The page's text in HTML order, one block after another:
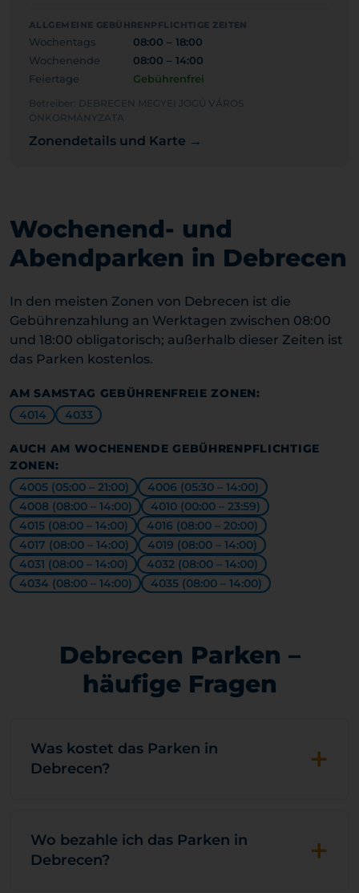
ALLGEMEINE GEBÜHRENPFLICHTIGE ZEITEN
Wochentags
08:00 – 18:00
Wochenende
08:00 – 14:00
Feiertage
Gebührenfrei
Betreiber: DEBRECEN MEGYEI JOGÚ VÁROS
ÖNKORMÁNYZATA
Zonendetails und Karte →
Wochenend- und
Abendparken in Debrecen
In den meisten Zonen von Debrecen ist die
Gebührenzahlung an Werktagen zwischen 08:00
und 18:00 obligatorisch; außerhalb dieser Zeiten ist
das Parken kostenlos.
AM SAMSTAG GEBÜHRENFREIE ZONEN:
4014
4033
AUCH AM WOCHENENDE GEBÜHRENPFLICHTIGE
ZONEN:
4005 (05:00 – 21:00)
4006 (05:30 – 14:00)
4008 (08:00 – 14:00)
4010 (00:00 – 23:59)
4015 (08:00 – 14:00)
4016 (08:00 – 20:00)
4017 (08:00 – 14:00)
4019 (08:00 – 14:00)
4031 (08:00 – 14:00)
4032 (08:00 – 14:00)
4034 (08:00 – 14:00)
4035 (08:00 – 14:00)
Debrecen Parken –
häufige Fragen
Was kostet das Parken in
Debrecen?
+
Wo bezahle ich das Parken in
Debrecen?
+